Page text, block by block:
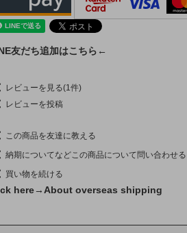
友だち追加はこちら←
レビューを見る(1件)
レビューを投稿
この商品を友達に教える
納期についてなどこの商品について問い合わせる
買い物を続ける
here→ About overseas shipping